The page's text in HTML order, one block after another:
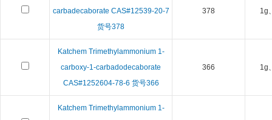
carbadecaborate CAS#12539-20-7
货号378
378 1g
Katchem Trimethylammonium 1-
carboxy-1-carbadodecaborate
CAS#1252604-78-6 货号366
366 1g
Katchem Trimethylammonium 1-